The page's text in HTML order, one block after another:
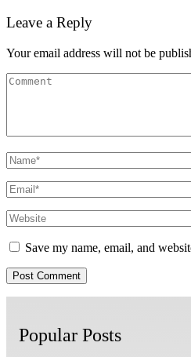
Leave a Reply
Your email address will not be
Save my name, email, and
Popular Posts